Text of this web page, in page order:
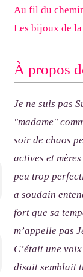
Au fil du
Les bijoux de
À propos
Je ne suis pas
"madame"
soir de chaos
actives et
peu trop
a soudain
fort que sa
m’appelle pas
C’était une
disait semblait